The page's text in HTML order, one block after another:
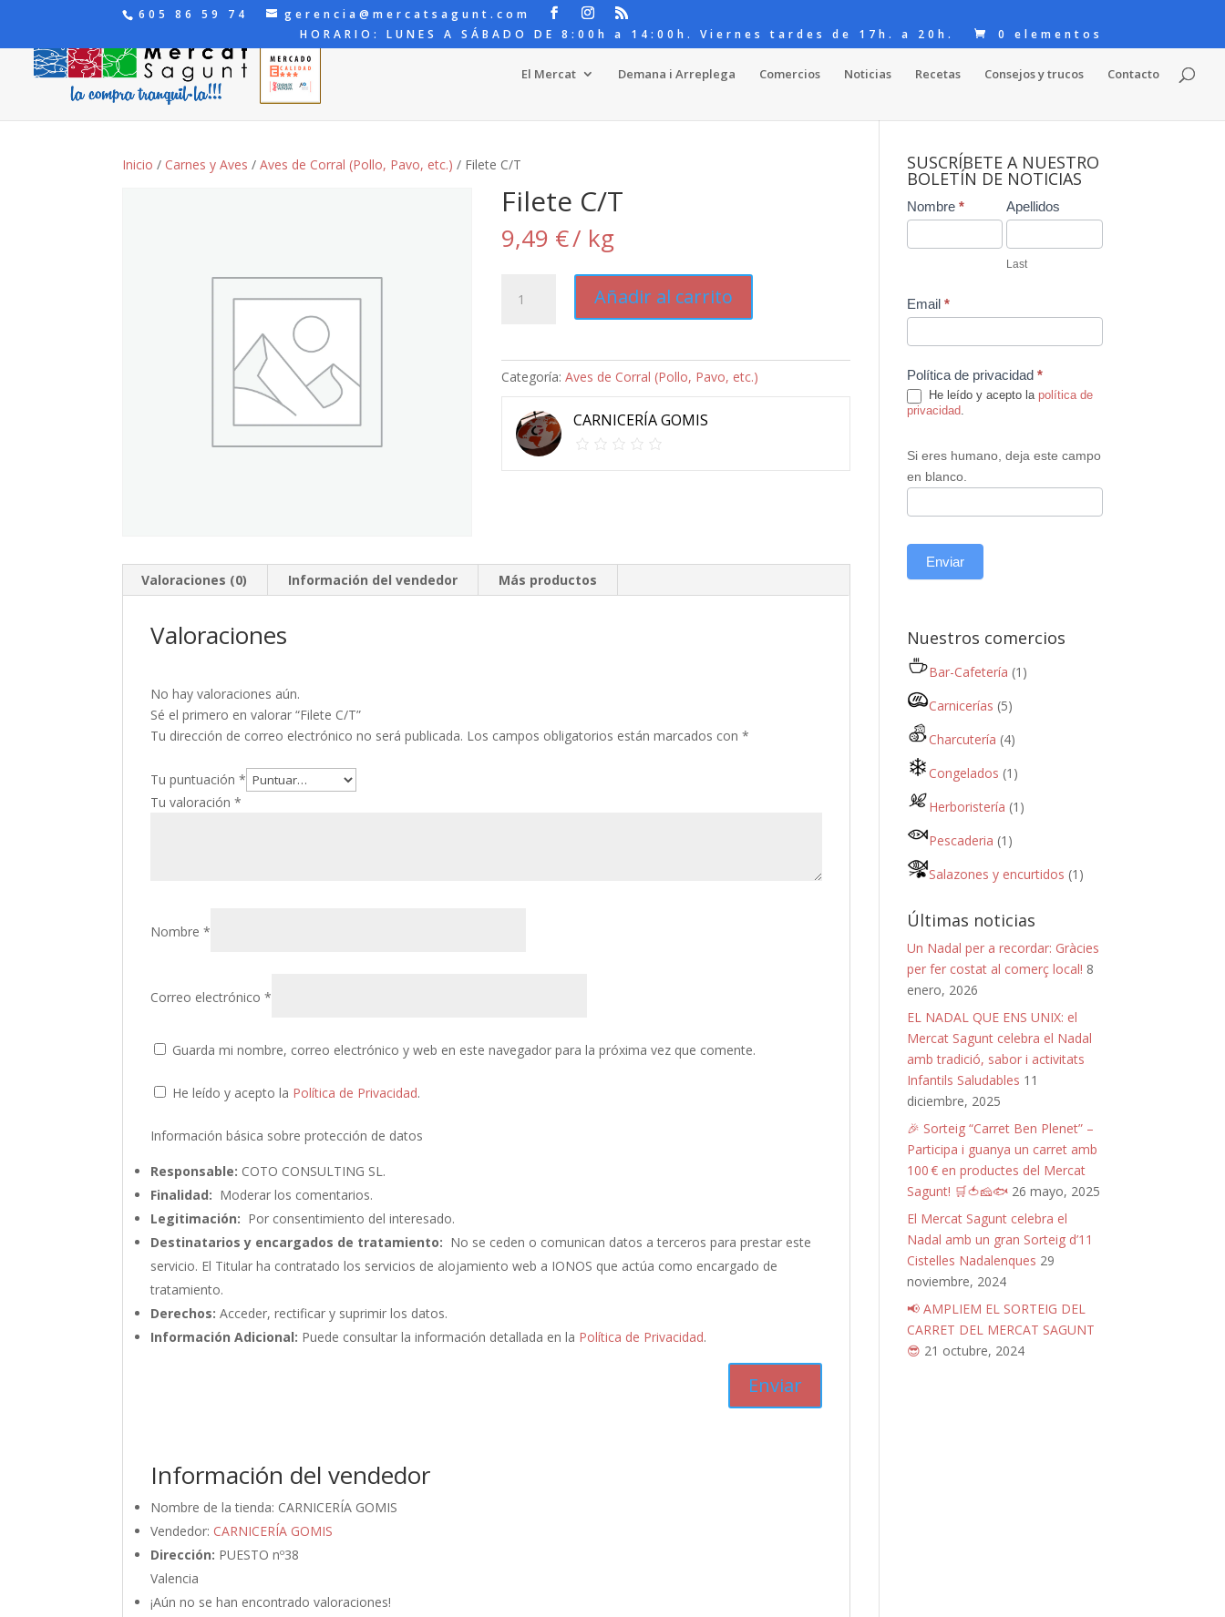
605 86 59 74
gerencia@mercatsagunt.com
HORARIO: LUNES A SÁBADO DE 8:00h a 14:00h. Viernes tardes de 17h. a 20h.
0 elementos
El Mercat Demana i Arreplega Comercios Noticias Recetas Consejos y trucos Contacto
Inicio / Carnes y Aves /Aves de Corral (Pollo, Pavo, etc.) / Filete C/T
Filete C/T
9,49 €/ kg
Añadir al carrito
Categoría: Aves de Corral (Pollo, Pavo, etc.)
CARNICERÍA GOMIS
Valoraciones (0) Información del vendedor Más productos
Valoraciones
No hay valoraciones aún.
Sé el primero en valorar “Filete C/T”
Tu dirección de correo electrónico no será publicada. Los campos obligatorios están marcados con*
Tu puntuación*
Tu valoración*
Nombre*
Correo electrónico*
Guarda mi nombre, correo electrónico y web en este navegador para la próxima vez que comente.
He leído y acepto la Política de Privacidad.
Información básica sobre protección de datos
Responsable: COTO CONSULTING SL.
Finalidad: Moderar los comentarios.
Legitimación: Por consentimiento del interesado.
Destinatarios y encargados de tratamiento: No se ceden o comunican datos a terceros para prestar este
servicio. El Titular ha contratado los servicios de alojamiento web a IONOS que actúa como encargado de
tratamiento.
Derechos: Acceder, rectificar y suprimir los datos.
Información Adicional: Puede consultar la información detallada en la Política de Privacidad.
Información del vendedor
Nombre de la tienda: CARNICERÍA GOMIS
Vendedor: CARNICERÍA GOMIS
Dirección: PUESTO nº38
Valencia
¡Aún no se han encontrado valoraciones!
SUSCRÍBETE A NUESTRO
BOLETÍN DE NOTICIAS
Contact
Us
Nombre * Apellidos
Last
Email *
Política de privacidad *
He leído y acepto la política de
privacidad.
Si eres humano, deja este campo
en blanco.
Enviar
Nuestros comercios
Bar-Cafetería (1)
Carnicerías (5)
Charcutería (4)
Congelados (1)
Herboristería (1)
Pescaderia (1)
Salazones y encurtidos (1)
Últimas noticias
Un Nadal per a recordar: Gràcies
per fer costat al comerç local! 8
enero, 2026
EL NADAL QUE ENS UNIX: el
Mercat Sagunt celebra el Nadal
amb tradició, sabor i activitats
Infantils Saludables 11
diciembre, 2025
🎉 Sorteig “Carret Ben Plenet” –
Participa i guanya un carret amb
100 € en productes del Mercat
Sagunt! 🛒🍅🧀🐟 26 mayo, 2025
El Mercat Sagunt celebra el
Nadal amb un gran Sorteig d’11
Cistelles Nadalenques 29
noviembre, 2024
📢 AMPLIEM EL SORTEIG DEL
CARRET DEL MERCAT SAGUNT
😎 21 octubre, 2024